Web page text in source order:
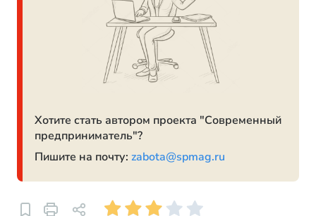
Хотите стать автором проекта "Современный
предприниматель"?
Пишите на почту: zabota@spmag.ru